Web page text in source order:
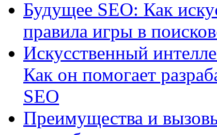
Будущее SEO: Как
правила игры в
Искусственный
Как он помогает
SEO
Преимущества и